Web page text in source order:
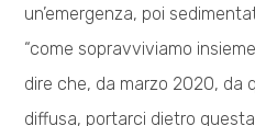
un’emergenza, poi
“come sopravviviamo
dire che, da marzo 2020, da
diffusa, portarci dietro